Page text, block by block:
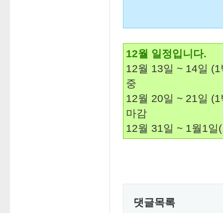
12월 일정입니다.
12월 13일 ~ 14일
중
12월 20일 ~ 21일
마감
12월 31일 ~ 1월1
댓글목록